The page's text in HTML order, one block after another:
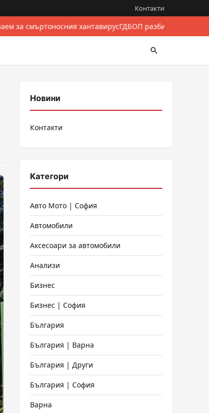
Контакти
за смъртоносния хантавирусГДБОП разби
Новини
Контакти
Категори
Авто Мото | София
Автомобили
Аксесоари за автомобили
Анализи
Бизнес
Бизнес | София
България
България | Варна
България | Други
България | София
Варна